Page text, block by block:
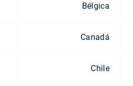
Bélgica
Canadá
Chile